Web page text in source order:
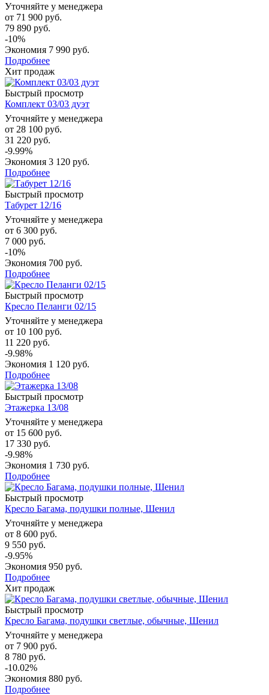
Уточняйте у менеджера
от 71 900 руб.
79 890 руб.
-10%
Экономия 7 990 руб.
Подробнее
Хит продаж
Быстрый просмотр
Комплект 03/03 дуэт
Уточняйте у менеджера
от 28 100 руб.
31 220 руб.
-9.99%
Экономия 3 120 руб.
Подробнее
Быстрый просмотр
Табурет 12/16
Уточняйте у менеджера
от 6 300 руб.
7 000 руб.
-10%
Экономия 700 руб.
Подробнее
Быстрый просмотр
Кресло Пеланги 02/15
Уточняйте у менеджера
от 10 100 руб.
11 220 руб.
-9.98%
Экономия 1 120 руб.
Подробнее
Быстрый просмотр
Этажерка 13/08
Уточняйте у менеджера
от 15 600 руб.
17 330 руб.
-9.98%
Экономия 1 730 руб.
Подробнее
Быстрый просмотр
Кресло Багама, подушки полные, Шенил
Уточняйте у менеджера
от 8 600 руб.
9 550 руб.
-9.95%
Экономия 950 руб.
Подробнее
Хит продаж
Быстрый просмотр
Кресло Багама, подушки светлые, обычные, Шенил
Уточняйте у менеджера
от 7 900 руб.
8 780 руб.
-10.02%
Экономия 880 руб.
Подробнее